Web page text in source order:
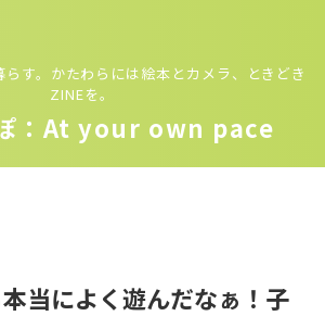
らす。かたわらには絵本とカメラ、ときどき
ZINEを。
：At your own pace
当によく遊んだなぁ！子